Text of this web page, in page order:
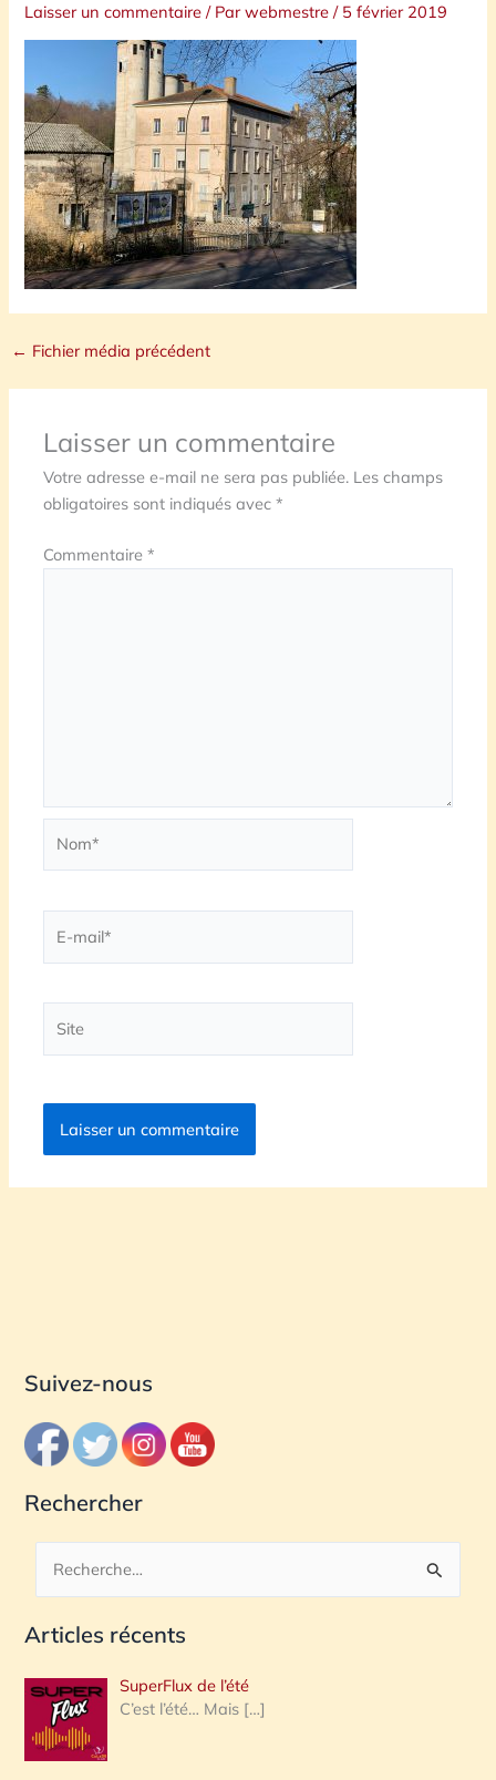
Laisser un commentaire / Parwebmestre/ 5 février 2019
← Fichier média précédent
Laisser un commentaire
Votre adresse e-mail ne sera pas publiée. Les champs
obligatoires sont indiqués avec*
Commentaire*
mail*
Suivez-nous
Rechercher
c
e
r
c
Articles récents
SuperFlux de l’été
C’est l’été… Mais […]